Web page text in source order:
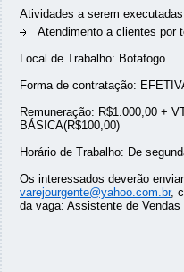
Atividades a serem
Atendimento a clientes por
Local de Trabalho: Botafogo
Forma de contratação:
Remuneração: R$1.000,00 +
BÁSICA(R$100,00)
Horário de Trabalho: De
Os interessados deverão
varejourgente@yahoo.com.br,
da vaga: Assistente de Vendas